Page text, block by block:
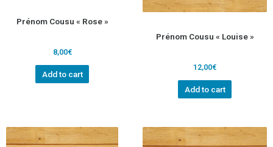
Prénom Cousu « Rose »
8,00€
Add to cart
Prénom Cousu « Louise »
12,00€
Add to cart